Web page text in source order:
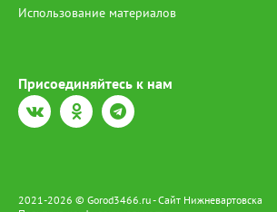
Использование материалов
Присоединяйтесь к нам
2021-2026 © Gorod3466.ru - Сайт Нижневартовска